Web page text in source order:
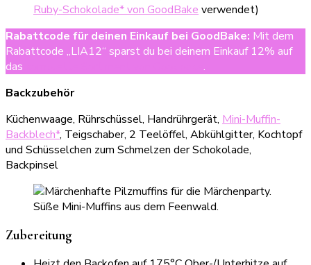
Ruby-Schokolade* von GoodBake verwendet)
Rabattcode für deinen Einkauf bei GoodBake: Mit dem
Rabattcode „LIA12“ sparst du bei deinem Einkauf 12% auf
das
.
Backzubehör
Küchenwaage, Rührschüssel, Handrührgerät, Mini-Muffin-
Backblech*, Teigschaber, 2 Teelöffel, Abkühlgitter, Kochtopf
und Schüsselchen zum Schmelzen der Schokolade,
Backpinsel
Zubereitung